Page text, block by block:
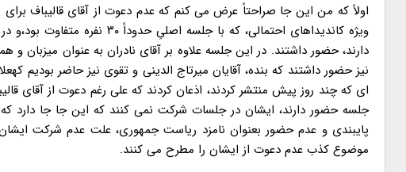
اولاً که من این جا صراحتاً عرض می کنم که عدم دعوت از آقای قالیباف
ویژه کاندیداهای احتمالی، که
دارند، حضور داشتند. در این جلسه علاوه بر آقای نادران به عنوان میزبان و
نیز حضور داشتند که بنده، آقایان میرتاج الدینی و تقوی نیز حاضر بودیم
جلسه حضور دارند، ایشان در جلسات شرکت نمی کنند که این جا جا دارد که
پایبندی و عدم حضور بعنوان نامزد ریاست جمهوری، علت عدم شرکت
موضوع کذب عدم دعوت از ایشان را مطرح می کنند.